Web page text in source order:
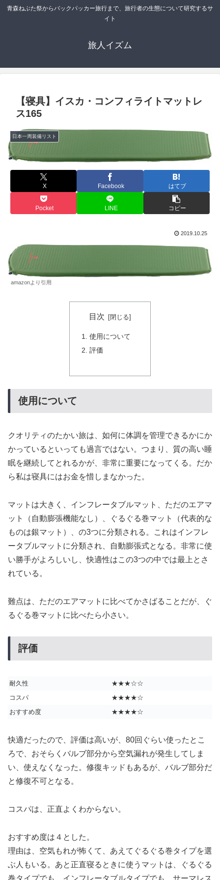
青森ねぶた祭からバックパッカー旅行まで、旅行者の生態について研究するサ
イト
旅人イズム
【寝具】イスカ・コンフィライトマットレ
ス165
日本一周装備リスト
X Facebook はてブ
Pocket LINE コピー
2019.10.25
amazonより引用
目次
使用について
評価
使用について
クオリティのたかい旅は、如何に体調を管理できるかにか
かっているといっても過言ではない。つまり、質の高い睡
眠を継続してとれるかが、非常に重要になってくる。だか
ら私は寝具にはお金を惜しまなかった。
マットは大きく、インフレータブルマット、ただのエアマ
ット（自動膨張機能なし）、ぐるぐる巻マット（代表的な
ものは銀マット）、の3つに分類される。これはインフレ
ータブルマットに分類され、自動膨張式となる。非常に使
い勝手がよろしいし、快適性はこの3つの中では最上とさ
れている。
難点は、ただのエアマットに比べてかさばることだが、ぐ
るぐる巻マットに比べたら小さい。
評価
耐久性
★★★☆☆
コスパ
★★★★☆
おすすめ度
★★★★☆
快適だったので、評価は高いが、80回ぐらい使ったとこ
ろで、おそらくバルブ部分から空気漏れが発生してしま
い、使えなくなった。修復キッドもあるが、バルブ部分だ
と修復不可となる。
コスパは、正直よくわからない。
おすすめ度は４とした。
理由は、空気もれが怖くて、あえてぐるぐる巻タイプを選
ぶ人もいる。あと正直寝るときに使うマットは、ぐるぐる
巻タイプでも、インフレータブルタイプでも、サーマレス